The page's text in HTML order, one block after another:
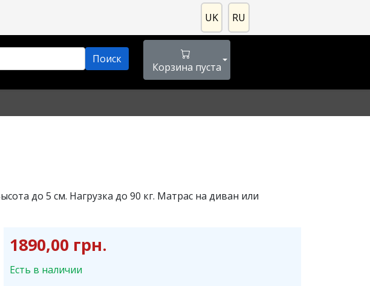
UK RU
Корзина пуста
до 5 см. Нагрузка до 90 кг. Матрас на диван или
1890,00 грн.
Есть в наличии